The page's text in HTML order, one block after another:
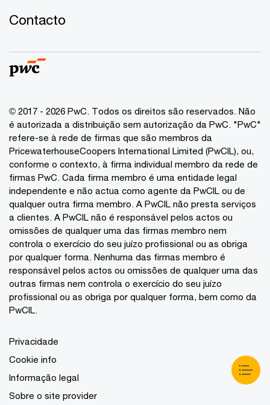
Contacto
© 2017 - 2026 PwC. Todos os direitos são reservados. Não
é autorizada a distribuição sem autorização da PwC. "PwC"
refere-se à rede de firmas que são membros da
PricewaterhouseCoopers International Limited (PwCIL), ou,
conforme o contexto, à firma individual membro da rede de
firmas PwC. Cada firma membro é uma entidade legal
independente e não actua como agente da PwCIL ou de
qualquer outra firma membro. A PwCIL não presta serviços
a clientes. A PwCIL não é responsável pelos actos ou
omissões de qualquer uma das firmas membro nem
controla o exercício do seu juízo profissional ou as obriga
por qualquer forma. Nenhuma das firmas membro é
responsável pelos actos ou omissões de qualquer uma das
outras firmas nem controla o exercício do seu juízo
profissional ou as obriga por qualquer forma, bem como da
PwCIL.
Privacidade
Cookie info
Informação legal
Sobre o site provider